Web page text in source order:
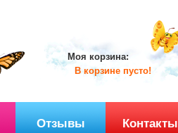
Моя корзина:
В корзине пусто!
Отзывы Контакты